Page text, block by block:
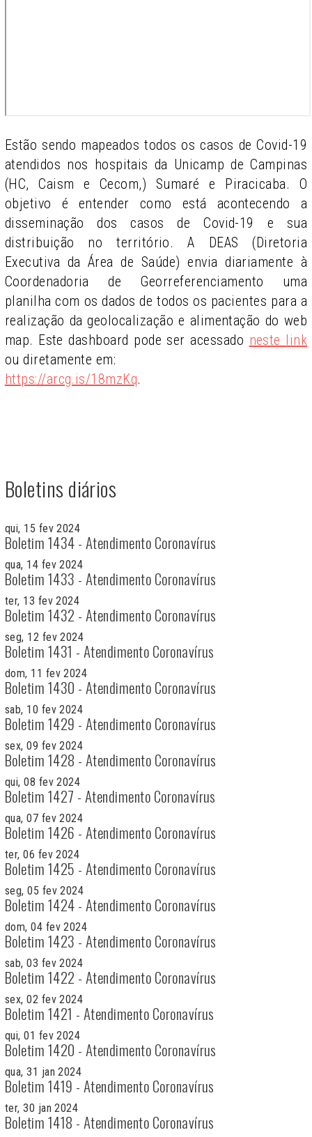
Estão sendo mapeados todos os casos de Covid-19
atendidos nos hospitais da Unicamp de Campinas
(HC, Caism e Cecom,) Sumaré e Piracicaba. O
objetivo é entender como está acontecendo a
disseminação dos casos de Covid-19 e sua
distribuição no território. A DEAS (Diretoria
Executiva da Área de Saúde) envia diariamente à
Coordenadoria de Georreferenciamento uma
planilha com os dados de todos os pacientes para a
realização da geolocalização e alimentação do web
map. Este dashboard pode ser acessado neste link
ou diretamente em:
https://arcg.is/18mzKq.
Boletins diários
qui, 15 fev 2024
Boletim 1434 - Atendimento Coronavírus
qua, 14 fev 2024
Boletim 1433 - Atendimento Coronavírus
ter, 13 fev 2024
Boletim 1432 - Atendimento Coronavírus
seg, 12 fev 2024
Boletim 1431 - Atendimento Coronavírus
dom, 11 fev 2024
Boletim 1430 - Atendimento Coronavírus
sab, 10 fev 2024
Boletim 1429 - Atendimento Coronavírus
sex, 09 fev 2024
Boletim 1428 - Atendimento Coronavírus
qui, 08 fev 2024
Boletim 1427 - Atendimento Coronavírus
qua, 07 fev 2024
Boletim 1426 - Atendimento Coronavírus
ter, 06 fev 2024
Boletim 1425 - Atendimento Coronavírus
seg, 05 fev 2024
Boletim 1424 - Atendimento Coronavírus
dom, 04 fev 2024
Boletim 1423 - Atendimento Coronavírus
sab, 03 fev 2024
Boletim 1422 - Atendimento Coronavírus
sex, 02 fev 2024
Boletim 1421 - Atendimento Coronavírus
qui, 01 fev 2024
Boletim 1420 - Atendimento Coronavírus
qua, 31 jan 2024
Boletim 1419 - Atendimento Coronavírus
ter, 30 jan 2024
Boletim 1418 - Atendimento Coronavírus